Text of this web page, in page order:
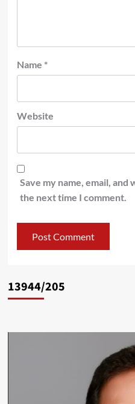
Name *
Website
Save my name, email,
the next time I comment.
13944/205